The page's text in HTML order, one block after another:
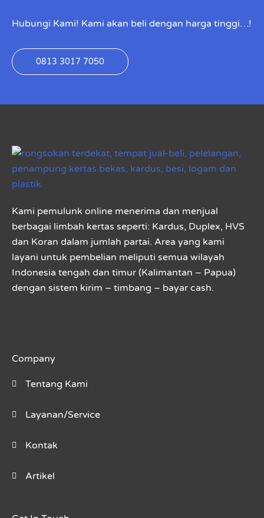
Hubungi Kami! Kami akan beli dengan harga tinggi…!
0813 3017 7050
Kami pemulunk online menerima dan menjual
berbagai limbah kertas seperti: Kardus, Duplex, HVS
dan Koran dalam jumlah partai. Area yang kami
layani untuk pembelian meliputi semua wilayah
Indonesia tengah dan timur (Kalimantan – Papua)
dengan sistem kirim – timbang – bayar cash.
Company
Tentang Kami
Layanan/Service
Kontak
Artikel